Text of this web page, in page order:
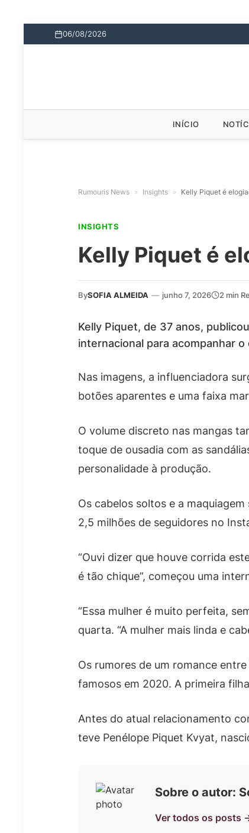
06/08/2026
INÍCIO
Rumouris News » Insights » Kelly Piquet é
INSIGHTS
Kelly Piquet é
BySOFIA ALMEIDA — junho 7, 2026 2 min
Kelly Piquet, de 37 anos,
internacional para acompanhar
Nas imagens, a influenciadora
botões aparentes e uma faixa
O volume discreto nas mangas
toque de ousadia com as
personalidade à produção.
Os cabelos soltos e a
2,5 milhões de seguidores no
“Ouvi dizer que houve corrida
é tão chique”, começou uma
“Essa mulher é muito perfeita,
quarta. “A mulher mais linda e
Os rumores de um romance
famosos em 2020. A primeira
Antes do atual relacionamento
teve Penélope Piquet Kvyat,
Sobre o autor:
Ver todos os posts